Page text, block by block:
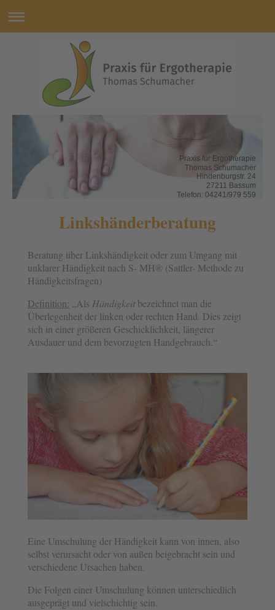
Praxis für Ergotherapie
Thomas Schumacher
Hindenburgstr. 24
27211 Bassum
Telefon: 04241/979 559
Linkshänderberatung
Beratung über Linkshändigkeit oder zum Umgang mit
unklarer Händigkeit nach S- MH® (Sattler- Methode zu
Händigkeitsfragen)
Definition:
„Als Händigkeit bezeichnet man die
Überlegenheit der linken oder rechten Hand. Dies zeigt
sich in einer größeren Geschicklichkeit, längerer
Ausdauer und dem bevorzugten Handgebrauch.“
Eine Umschulung der Händigkeit kann von innen, also
selbst verursacht oder von außen beigebracht sein und
verschiedene Ursachen haben.
Die Folgen einer Umschulung können unterschiedlich
ausgeprägt und vielschichtig sein.